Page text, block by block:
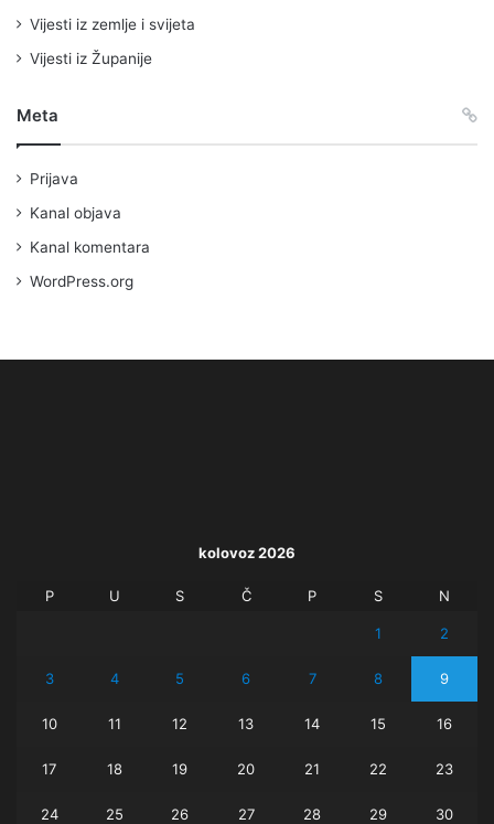
Vijesti iz zemlje i svijeta
Vijesti iz Županije
Meta
Prijava
Kanal objava
Kanal komentara
WordPress.org
kolovoz 2026
P U S Č P S N
1 2
3 4 5 6 7 8 9
10 11 12 13 14 15 16
17 18 19 20 21 22 23
24 25 26 27 28 29 30